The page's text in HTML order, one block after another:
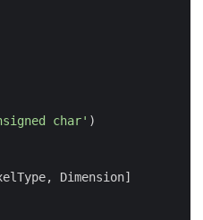
char' )
, Dimension]